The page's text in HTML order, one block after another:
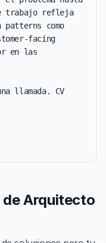
trabajo refleja
como
facing
en las
llamada. CV
de Arquitecto